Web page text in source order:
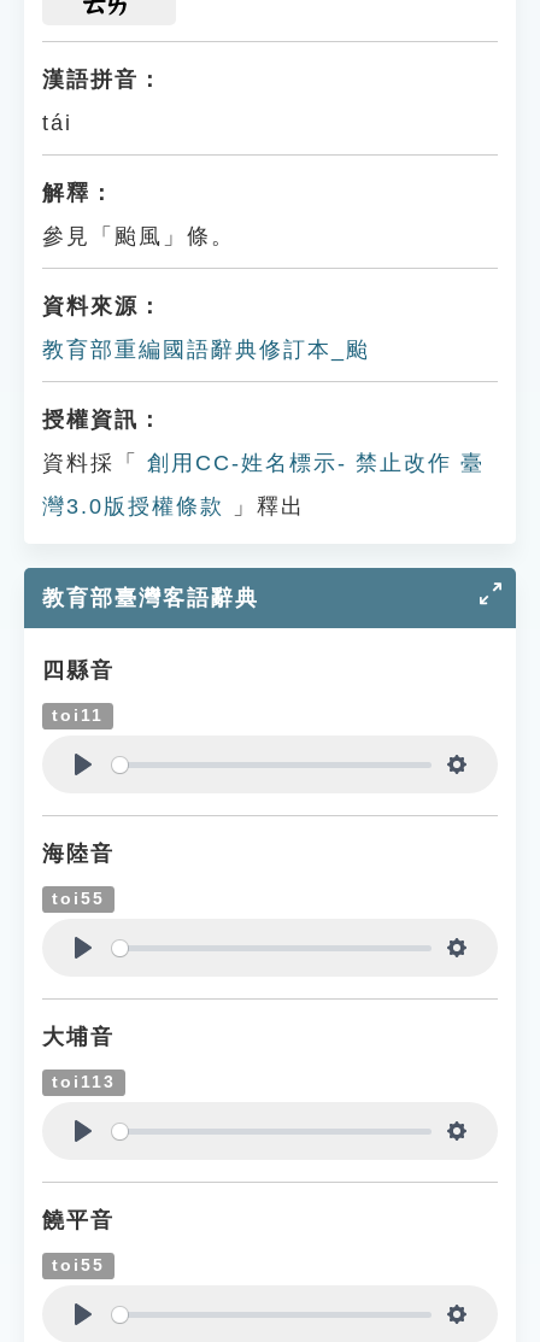
漢語拼音：
tái
解釋：
參見「颱風」條。
資料來源：
教育部重編國語辭典修訂本_颱
授權資訊：
資料採「
創用CC-姓名標示- 禁止改作 臺
灣3.0版授權條款
」釋出
教育部臺灣客語辭典
四縣音
toi11
海陸音
toi55
大埔音
toi113
饒平音
toi55